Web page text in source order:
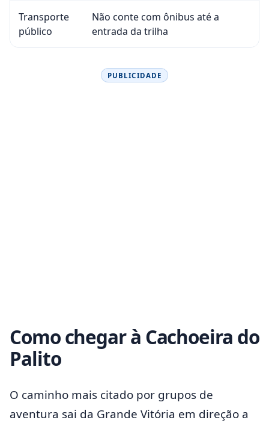
Transporte
público
Não conte com ônibus até a
entrada da trilha
PUBLICIDADE
Como chegar à Cachoeira do
Palito
O caminho mais citado por grupos de
aventura sai da Grande Vitória em direção a